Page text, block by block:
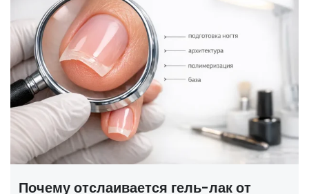
ГОСТ на маникюр Р 72319-2025 —